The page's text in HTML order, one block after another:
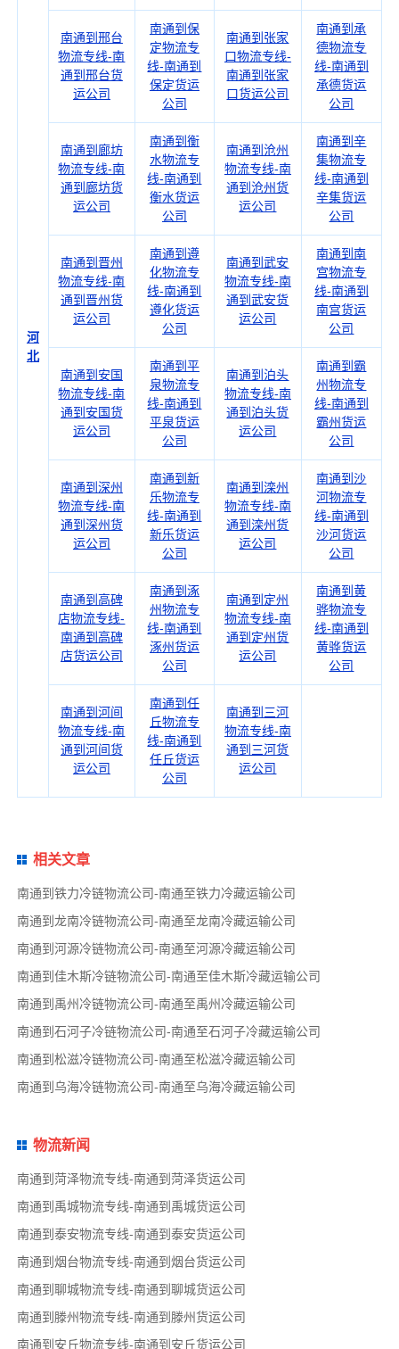
河
北
南通到邢台
物流专线-南
通到邢台货
运公司
南通到保
定物流专
线-南通到
保定货运
公司
南通到张家
口物流专线-
南通到张家
口货运公司
南通到承
德物流专
线-南通到
承德货运
公司
南通到廊坊
物流专线-南
通到廊坊货
运公司
南通到衡
水物流专
线-南通到
衡水货运
公司
南通到沧州
物流专线-南
通到沧州货
运公司
南通到辛
集物流专
线-南通到
辛集货运
公司
南通到晋州
物流专线-南
通到晋州货
运公司
南通到遵
化物流专
线-南通到
遵化货运
公司
南通到武安
物流专线-南
通到武安货
运公司
南通到南
宫物流专
线-南通到
南宫货运
公司
南通到安国
物流专线-南
通到安国货
运公司
南通到平
泉物流专
线-南通到
平泉货运
公司
南通到泊头
物流专线-南
通到泊头货
运公司
南通到霸
州物流专
线-南通到
霸州货运
公司
南通到深州
物流专线-南
通到深州货
运公司
南通到新
乐物流专
线-南通到
新乐货运
公司
南通到滦州
物流专线-南
通到滦州货
运公司
南通到沙
河物流专
线-南通到
沙河货运
公司
南通到高碑
店物流专线-
南通到高碑
店货运公司
南通到涿
州物流专
线-南通到
涿州货运
公司
南通到定州
物流专线-南
通到定州货
运公司
南通到黄
骅物流专
线-南通到
黄骅货运
公司
南通到河间
物流专线-南
通到河间货
运公司
南通到任
丘物流专
线-南通到
任丘货运
公司
南通到三河
物流专线-南
通到三河货
运公司
相关文章
南通到铁力冷链物流公司-南通至铁力冷藏运输公司
南通到龙南冷链物流公司-南通至龙南冷藏运输公司
南通到河源冷链物流公司-南通至河源冷藏运输公司
南通到佳木斯冷链物流公司-南通至佳木斯冷藏运输公司
南通到禹州冷链物流公司-南通至禹州冷藏运输公司
南通到石河子冷链物流公司-南通至石河子冷藏运输公司
南通到松滋冷链物流公司-南通至松滋冷藏运输公司
南通到乌海冷链物流公司-南通至乌海冷藏运输公司
物流新闻
南通到菏泽物流专线-南通到菏泽货运公司
南通到禹城物流专线-南通到禹城货运公司
南通到泰安物流专线-南通到泰安货运公司
南通到烟台物流专线-南通到烟台货运公司
南通到聊城物流专线-南通到聊城货运公司
南通到滕州物流专线-南通到滕州货运公司
南通到安丘物流专线-南通到安丘货运公司